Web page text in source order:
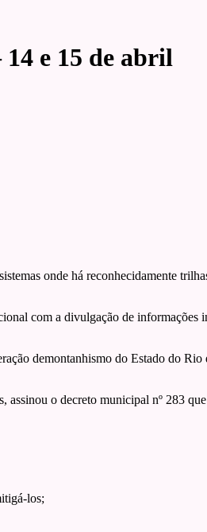
e 15 de abril
onde há reconhecidamente
com a divulgação de informações
demontanhismo do Estado do
o decreto municipal nº 283
los;